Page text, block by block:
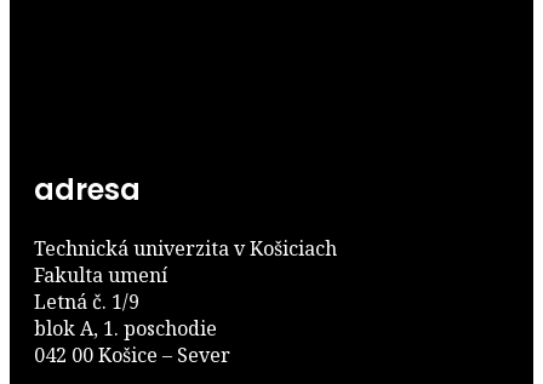
adresa
Technická univerzita v Košiciach
Fakulta umení
Letná č. 1/9
blok A, 1. poschodie
042 00 Košice – Sever